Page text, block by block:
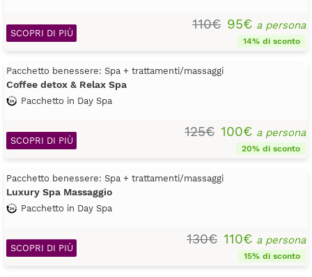
110€ 95€ a persona
14% di sconto
SCOPRI DI PIÙ
Pacchetto benessere: Spa + trattamenti/massaggi
Coffee detox & Relax Spa
Pacchetto in Day Spa
125€ 100€ a persona
20% di sconto
SCOPRI DI PIÙ
Pacchetto benessere: Spa + trattamenti/massaggi
Luxury Spa Massaggio
Pacchetto in Day Spa
130€ 110€ a persona
15% di sconto
SCOPRI DI PIÙ